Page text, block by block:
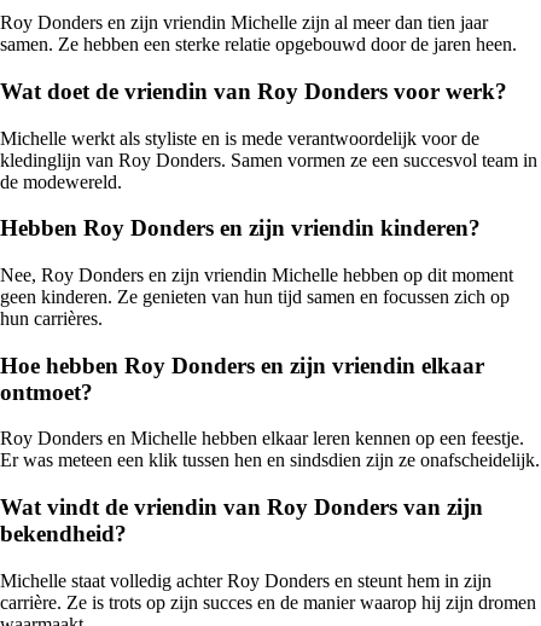
Roy Donders en zijn vriendin Michelle zijn al meer dan tien jaar
samen. Ze hebben een sterke relatie opgebouwd door de jaren heen.
Wat doet de vriendin van Roy Donders voor werk?
Michelle werkt als styliste en is mede verantwoordelijk voor de
kledinglijn van Roy Donders. Samen vormen ze een succesvol team in
de modewereld.
Hebben Roy Donders en zijn vriendin kinderen?
Nee, Roy Donders en zijn vriendin Michelle hebben op dit moment
geen kinderen. Ze genieten van hun tijd samen en focussen zich op
hun carrières.
Hoe hebben Roy Donders en zijn vriendin elkaar
ontmoet?
Roy Donders en Michelle hebben elkaar leren kennen op een feestje.
Er was meteen een klik tussen hen en sindsdien zijn ze onafscheidelijk.
Wat vindt de vriendin van Roy Donders van zijn
bekendheid?
Michelle staat volledig achter Roy Donders en steunt hem in zijn
carrière. Ze is trots op zijn succes en de manier waarop hij zijn dromen